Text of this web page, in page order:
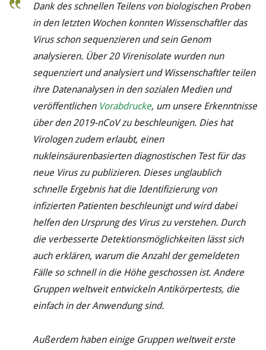
Dank des schnellen Teilens von biologischen Proben
in den letzten Wochen konnten Wissenschaftler das
Virus schon sequenzieren und sein Genom
analysieren. Über 20 Virenisolate wurden nun
sequenziert und analysiert und Wissenschaftler teilen
ihre Datenanalysen in den sozialen Medien und
veröffentlichen Vorabdrucke, um unsere Erkenntnisse
über den 2019-nCoV zu beschleunigen. Dies hat
Virologen zudem erlaubt, einen
nukleinsäurenbasierten diagnostischen Test für das
neue Virus zu publizieren. Dieses unglaublich
schnelle Ergebnis hat die Identifizierung von
infizierten Patienten beschleunigt und wird dabei
helfen den Ursprung des Virus zu verstehen. Durch
die verbesserte Detektionsmöglichkeiten lässt sich
auch erklären, warum die Anzahl der gemeldeten
Fälle so schnell in die Höhe geschossen ist. Andere
Gruppen weltweit entwickeln Antikörpertests, die
einfach in der Anwendung sind.
Außerdem haben einige Gruppen weltweit erste